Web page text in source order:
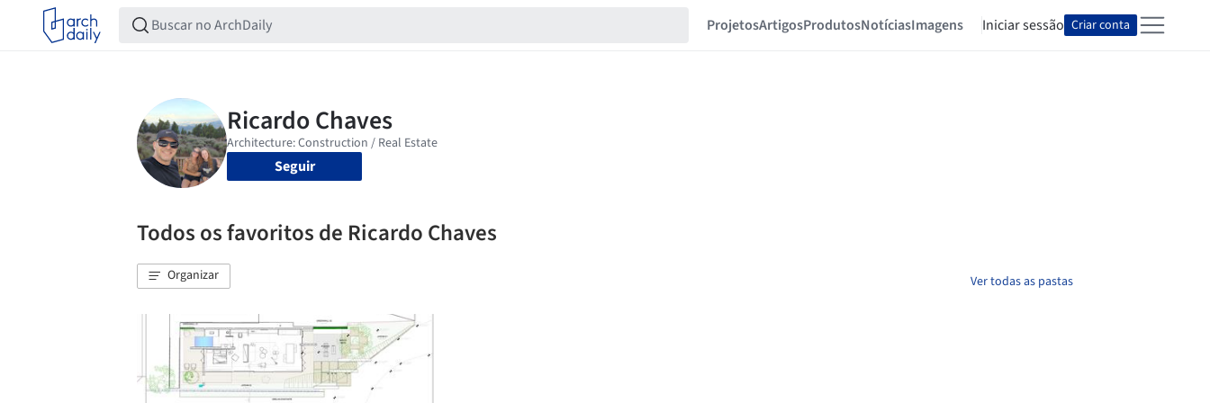
ProjetosArtigosProdutosNotíciasImagens Iniciar sessão Criar conta
Seguir
Todos os favoritos de Ricardo Chaves
Organizar Ver todas as pastas